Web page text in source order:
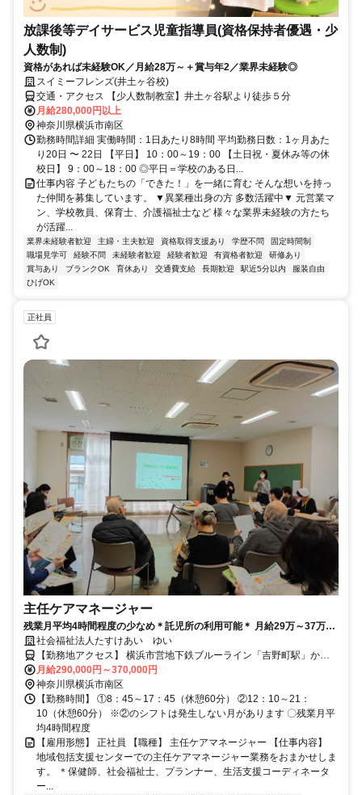
放課後等デイサービス児童指導員(資格保持者優遇・少
人数制)
資格があれば未経験OK／月給28万～＋賞与年2／業界未経験◎
スイミーフレンズ(井土ヶ谷校)
交通・アクセス 【少人数制教室】井土ヶ谷駅より徒歩５分
月給280,000円以上
神奈川県横浜市南区
勤務時間詳細 実働時間：1日あたり8時間 平均勤務日数：1ヶ月あた
り20日 〜 22日 【平日】 10：00～19：00 【土日祝・夏休み等の休
校日】 9：00～18：00 ◎平日＝学校のある日...
仕事内容 子どもたちの「できた！」を一緒に育む そんな想いを持っ
た仲間を募集しています。 ▼異業種出身の方 多数活躍中▼ 元営業マ
ン、学校教員、保育士、介護福祉士など 様々な業界未経験の方たち
が活躍...
業界未経験者歓迎 主婦・主夫歓迎 資格取得支援あり 学歴不問
固定時間制
職場見学可
経験不問 未経験者歓迎 経験者歓迎 有資格者歓迎
研修あり
賞与あり
ブランクOK 育休あり 交通費支給 長期歓迎 駅近5分以内
服装自由
ひげOK
正社員
主任ケアマネージャー
残業月平均4時間程度の少なめ＊託児所の利用可能＊ 月給29万～37万で
安定して働ける＊主任ケアマネ（正社員）
社会福祉法人たすけあい ゆい
【勤務地アクセス】 横浜市営地下鉄ブルーライン「吉野町駅」から
徒歩8分 ※車通勤不可
月給290,000円～370,000円
神奈川県横浜市南区
【勤務時間】 ①8：45～17：45（休憩60分） ②12：10～21：
10（休憩60分） ※②のシフトは発生しない月があります 〇残業月平
均4時間程度
【雇用形態】 正社員 【職種】 主任ケアマネージャー 【仕事内容】
地域包括支援センターでの主任ケアマネージャー業務をおまかせしま
す。 ＊保健師、社会福祉士、プランナー、生活支援コーディネータ
ー...